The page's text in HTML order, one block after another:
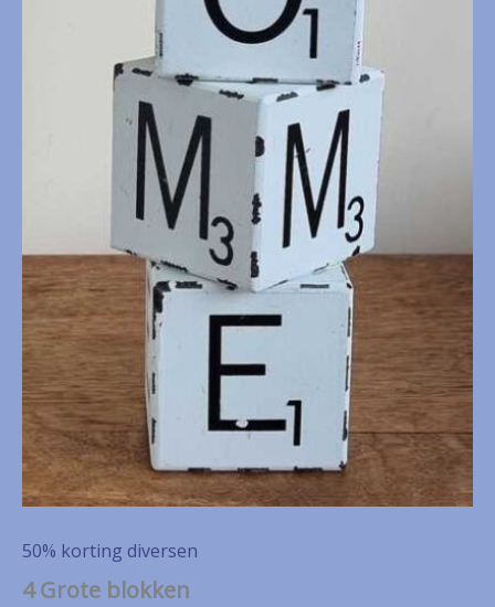
50% korting diversen
4 Grote blokken